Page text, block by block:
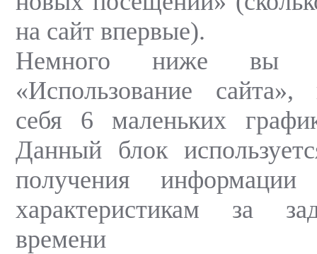
на сайт впервые).
Немного ниже вы
«Использование
себя 6 маленьких
Данный блок
получения
характеристикам за
времени